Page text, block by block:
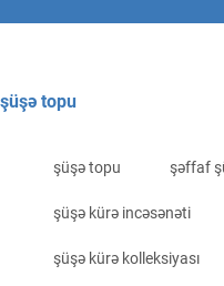
şüşə topu
şüşə topu şəffaf
şüşə kürə incəsənəti
şüşə kürə kolleksiyası